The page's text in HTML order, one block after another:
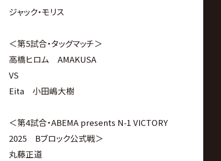
ジャック・モリス
＜第5試合・タッグマッチ＞
高橋ヒロム AMAKUSA
VS
Eita 小田嶋大樹
＜第4試合・ABEMA presents N-1 VICTORY
2025 Bブロック公式戦＞
丸藤正道